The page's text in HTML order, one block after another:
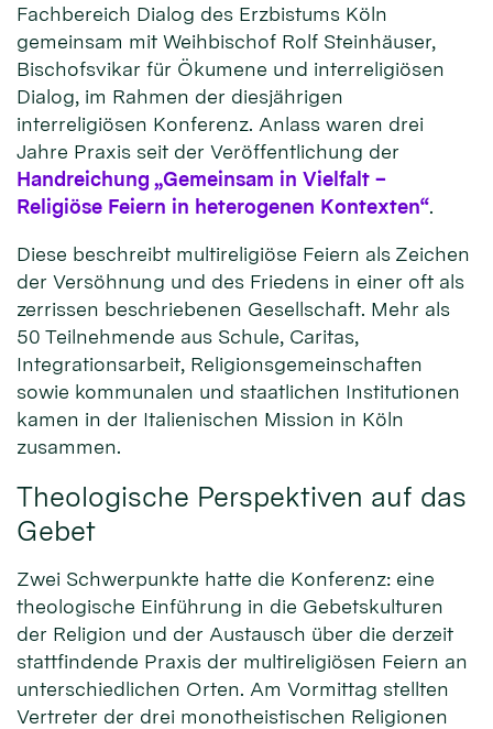
Fachbereich Dialog des Erzbistums Köln
gemeinsam mit Weihbischof Rolf Steinhäuser,
Bischofsvikar für Ökumene und interreligiösen
Dialog, im Rahmen der diesjährigen
interreligiösen Konferenz. Anlass waren drei
Jahre Praxis seit der Veröffentlichung der
Handreichung „Gemeinsam in Vielfalt –
Religiöse Feiern in heterogenen Kontexten“.
Diese beschreibt multireligiöse Feiern als Zeichen
der Versöhnung und des Friedens in einer oft als
zerrissen beschriebenen Gesellschaft. Mehr als
50 Teilnehmende aus Schule, Caritas,
Integrationsarbeit, Religionsgemeinschaften
sowie kommunalen und staatlichen Institutionen
kamen in der Italienischen Mission in Köln
zusammen.
Theologische Perspektiven auf das
Gebet
Zwei Schwerpunkte hatte die Konferenz: eine
theologische Einführung in die Gebetskulturen
der Religion und der Austausch über die derzeit
stattfindende Praxis der multireligiösen Feiern an
unterschiedlichen Orten. Am Vormittag stellten
Vertreter der drei monotheistischen Religionen